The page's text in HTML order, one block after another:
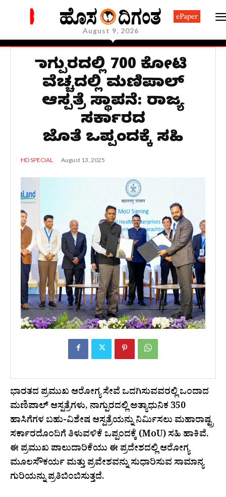
August 9, 2026
ePaper
ನಾಗ್ಪುರದಲ್ಲಿ 700 ಕೋಟಿ
ವೆಚ್ಚದಲ್ಲಿ ಮಣಿಪಾಲ್
ಆಸ್ಪತ್ರೆ ಸ್ಥಾಪನೆ: ರಾಜ್ಯ
ಸರ್ಕಾರದ
ಜೊತೆ ಒಪ್ಪಂದಕ್ಕೆ ಸಹಿ
HD SPECIAL August 13, 2025
ಭಾರತದ ಪ್ರಮುಖ ಆರೋಗ್ಯ ಸೇವೆ ಒದಗಿಸುವವರಲ್ಲಿ ಒಂದಾದ
ಮಣಿಪಾಲ್ ಆಸ್ಪತ್ರೆಗಳು, ನಾಗ್ಪುರದಲ್ಲಿ ಅತ್ಯಾಧುನಿಕ 350
ಹಾಸಿಗೆಗಳ ಬಹು-ವಿಶೇಷ ಆಸ್ಪತ್ರೆಯನ್ನು ನಿರ್ಮಿಸಲು ಮಹಾರಾಷ್ಟ್ರ
ಸರ್ಕಾರದೊಂದಿಗೆ ತಿಳುವಳಿಕೆ ಒಪ್ಪಂದಕ್ಕೆ (MoU) ಸಹಿ ಹಾಕಿವೆ.
ಈ ಪ್ರಮುಖ ಪಾಲುದಾರಿಕೆಯು ಈ ಪ್ರದೇಶದಲ್ಲಿ ಆರೋಗ್ಯ
ಮೂಲಸೌಕರ್ಯ ಮತ್ತು ಪ್ರವೇಶವನ್ನು ಸುಧಾರಿಸುವ ಸಾಮಾನ್ಯ
ಗುರಿಯನ್ನು ಪ್ರತಿಬಿಂಬಿಸುತ್ತದೆ.